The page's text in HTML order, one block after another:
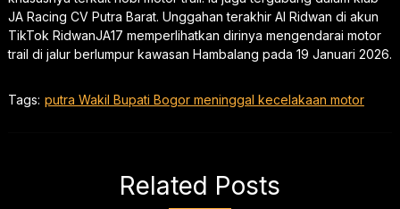
JA Racing CV Putra Barat. Unggahan terakhir Al Ridwan di akun
TikTok RidwanJA17 memperlihatkan dirinya mengendarai motor
trail di jalur berlumpur kawasan Hambalang pada 19 Januari 2026.
Tags: putra Wakil Bupati Bogor meninggal kecelakaan motor
Related Posts